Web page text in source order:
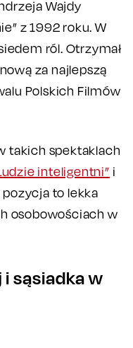
Wajdy
z 1992 roku. W
ról. Otrzymał
za najlepszą
Polskich Filmów
takich spektaklach
inteligentni” i
pozycja to lekka
osobowościach w
i sąsiadka w